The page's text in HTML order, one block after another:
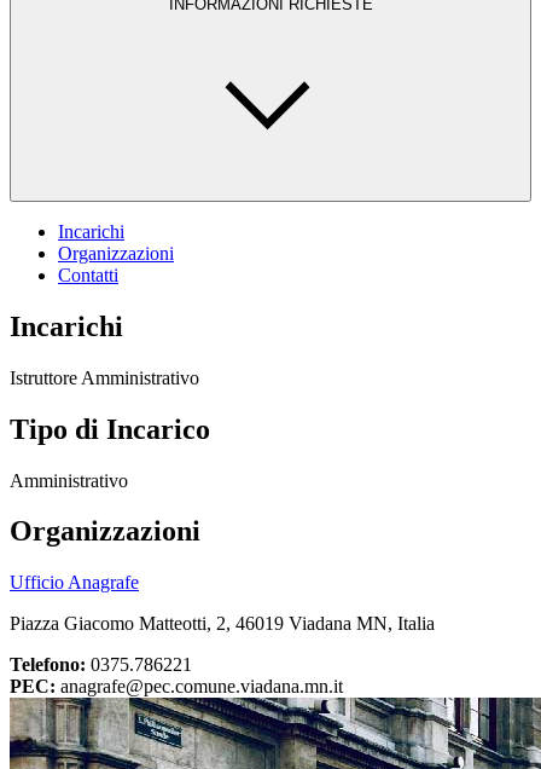
INFORMAZIONI RICHIESTE
Incarichi
Organizzazioni
Contatti
Incarichi
Istruttore Amministrativo
Tipo di Incarico
Amministrativo
Organizzazioni
Ufficio Anagrafe
Piazza Giacomo Matteotti, 2, 46019 Viadana MN, Italia
Telefono: 0375.786221
PEC: anagrafe@pec.comune.viadana.mn.it